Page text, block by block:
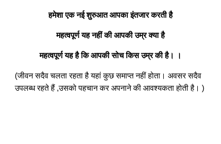
हमेशा एक नई शुरुआत आपका इंतजार करती है
महत्वपूर्ण यह नहीं की आपकी उम्र क्या है
महत्वपूर्ण यह है कि आपकी सोच किस उम्र की है। ।
(जीवन सदैव चलता रहता है यहां कुछ समाप्त नहीं होता। अवसर सदैव
उपलब्ध रहते हैं ,उसको पहचान कर अपनाने की आवश्यकता होती है। )